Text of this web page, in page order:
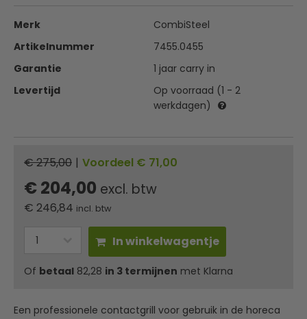
Merk
CombiSteel
Artikelnummer
7455.0455
Garantie
1 jaar carry in
Levertijd
Op voorraad (1 - 2
werkdagen)
€ 275,00 | Voordeel € 71,00
€ 204,00 excl. btw
€ 246,84 incl. btw
In winkelwagentje
Of betaal 82,28 in 3 termijnen met Klarna
Een professionele contactgrill voor gebruik in de horeca